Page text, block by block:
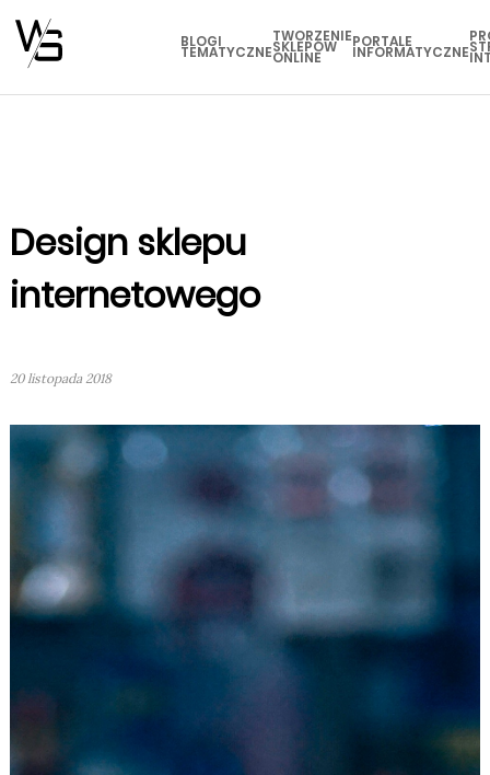
BLOGI
TEMATYCZNE
TWORZENIE
SKLEPÓW
ONLINE
PORTALE
INFORMATYCZNE
Design sklepu
internetowego
20 listopada 2018